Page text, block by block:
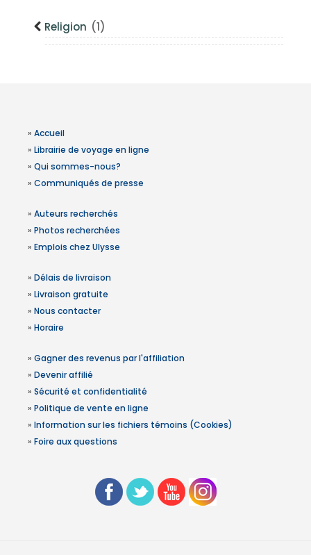
Religion (1)
» Accueil
» Librairie de voyage en ligne
» Qui sommes-nous?
» Communiqués de presse
» Auteurs recherchés
» Photos recherchées
» Emplois chez Ulysse
» Délais de livraison
» Livraison gratuite
» Nous contacter
» Horaire
» Gagner des revenus par l'affiliation
» Devenir affilié
» Sécurité et confidentialité
» Politique de vente en ligne
» Information sur les fichiers témoins (Cookies)
» Foire aux questions